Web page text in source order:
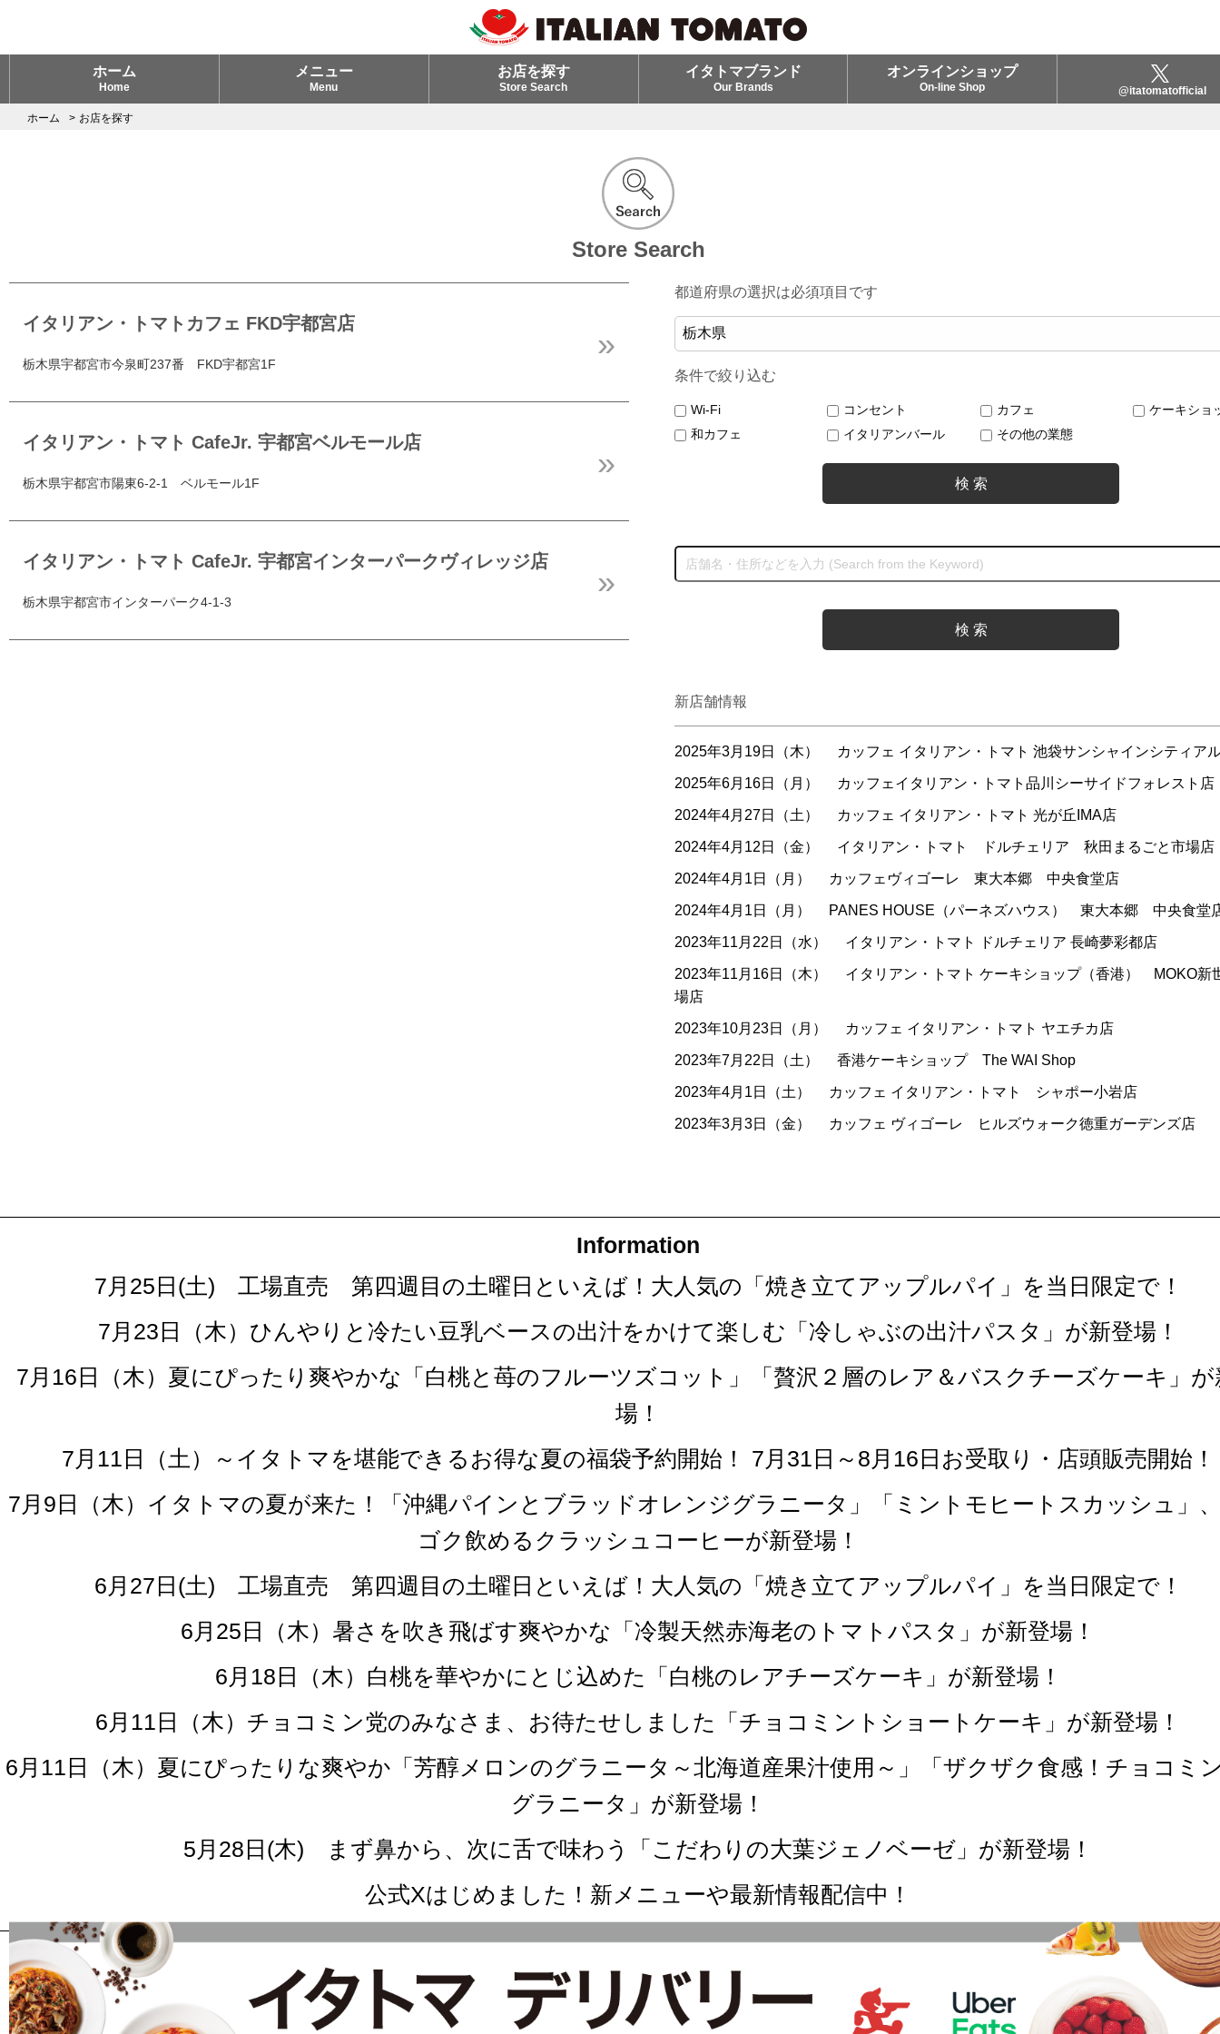
ホーム
Home
メニュー
Menu
お店を探す
Store Search
イタトマブランド
Our Brands
オンラインショップ
On-line Shop @itatomatofficial
ホーム お店を探す
Store Search
イタリアン・トマトカフェ FKD宇都宮店
栃木県宇都宮市今泉町237番 FKD宇都宮1F
イタリアン・トマト CafeJr. 宇都宮ベルモール店
栃木県宇都宮市陽東6-2-1 ベルモール1F
イタリアン・トマト CafeJr. 宇都宮インターパークヴィレッジ店
栃木県宇都宮市インターパーク4-1-3
都道府県の選択は必須項目です
条件で絞り込む
Wi-Fi コンセント カフェ
ケーキショ
和カフェ
イタリアンバール その他の業態
新店舗情報
2025年3月19日（木） カッフェ イタリアン・トマト 池袋サンシャインシティア
2025年6月16日（月） カッフェイタリアン・トマト品川シーサイドフォレスト店
2024年4月27日（土） カッフェ イタリアン・トマト 光が丘IMA店
2024年4月12日（金） イタリアン・トマト ドルチェリア 秋田まるごと市場店
2024年4月1日（月） カッフェヴィゴーレ 東大本郷 中央食堂店
2024年4月1日（月） PANES HOUSE（パーネズハウス） 東大本郷 中央食堂
2023年11月22日（水） イタリアン・トマト ドルチェリア 長崎夢彩都店
2023年11月16日（木）
イタリアン・トマト ケーキショップ（香港） MOKO新
場店
2023年10月23日（月） カッフェ イタリアン・トマト ヤエチカ店
2023年7月22日（土） 香港ケーキショップ The WAI Shop
2023年4月1日（土） カッフェ イタリアン・トマト シャポー小岩店
2023年3月3日（金） カッフェ ヴィゴーレ ヒルズウォーク徳重ガーデンズ店
Information
7月25日(土) 工場直売 第四週目の土曜日といえば！大人気の「焼き立てアップルパイ」を当日限定で！
7月23日（木）ひんやりと冷たい豆乳ベースの出汁をかけて楽しむ「冷しゃぶの出汁パスタ」が新登場！
7月16日（木）夏にぴったり爽やかな「白桃と苺のフルーツズコット」「贅沢２層のレア＆バスクチーズケーキ」が
場！
7月11日（土）～イタトマを堪能できるお得な夏の福袋予約開始！ 7月31日～8月16日お受取り・店頭販売開始！
7月9日（木）イタトマの夏が来た！「沖縄パインとブラッドオレンジグラニータ」「ミントモヒートスカッシュ」
ゴク飲めるクラッシュコーヒーが新登場！
6月27日(土) 工場直売 第四週目の土曜日といえば！大人気の「焼き立てアップルパイ」を当日限定で！
6月25日（木）暑さを吹き飛ばす爽やかな「冷製天然赤海老のトマトパスタ」が新登場！
6月18日（木）白桃を華やかにとじ込めた「白桃のレアチーズケーキ」が新登場！
6月11日（木）チョコミン党のみなさま、お待たせしました「チョコミントショートケーキ」が新登場！
6月11日（木）夏にぴったりな爽やか「芳醇メロンのグラニータ～北海道産果汁使用～」「ザクザク食感！チョコミ
グラニータ」が新登場！
5月28日(木) まず鼻から、次に舌で味わう「こだわりの大葉ジェノベーゼ」が新登場！
公式Xはじめました！新メニューや最新情報配信中！